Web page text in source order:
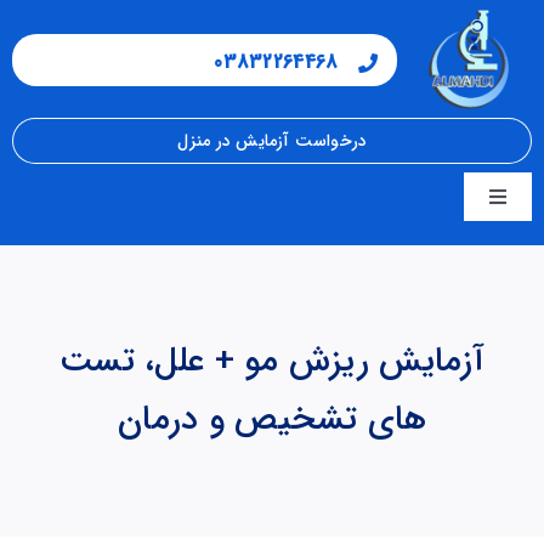
محتوا
03832264468
درخواست آزمایش در منزل
Toggle
Navigation
مجله سلامت
شرایط نمونه گیری
آزمایش ریزش مو + علل، تست
های تشخیص و درمان